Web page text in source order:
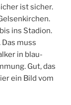
ist sicher.
ins Stadion.
muss
in blau-
Gut, das
ein Bild vom